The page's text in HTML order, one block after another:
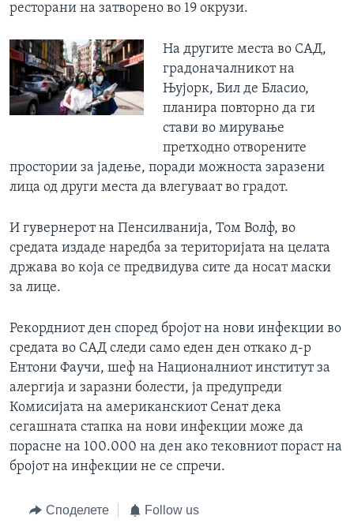
ресторани на затворено во 19 окрузи.
На другите места во САД,
градоначалникот на
Њујорк, Бил де Бласио,
планира повторно да ги
стави во мирување
претходно отворените
простории за јадење, поради можноста заразени
лица од други места да влегуваат во градот.
И гувернерот на Пенсилванија, Том Волф, во
средата издаде наредба за територијата на целата
држава во која се предвидува сите да носат маски
за лице.
Рекордниот ден според бројот на нови инфекции во
средата во САД следи само еден ден откако д-р
Ентони Фаучи, шеф на Националниот институт за
алергија и заразни болести, ја предупреди
Комисијата на американскиот Сенат дека
сегашната стапка на нови инфекции може да
порасне на 100.000 на ден ако тековниот пораст на
бројот на инфекции не се спречи.
Споделете Follow us